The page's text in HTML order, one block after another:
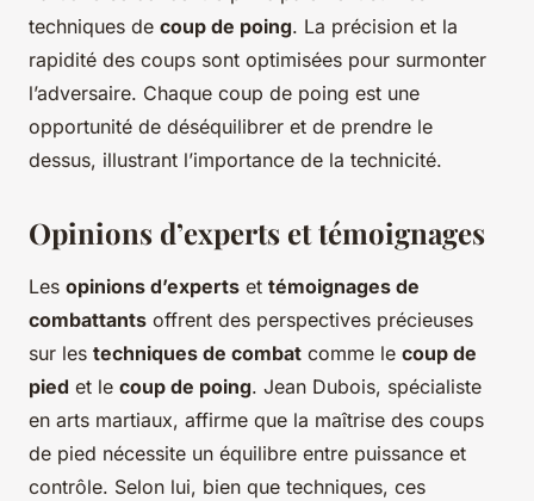
techniques de coup de poing. La précision et la
rapidité des coups sont optimisées pour surmonter
l’adversaire. Chaque coup de poing est une
opportunité de déséquilibrer et de prendre le
dessus, illustrant l’importance de la technicité.
Opinions d’experts et témoignages
Les opinions d’experts et témoignages de
combattants offrent des perspectives précieuses
sur les techniques de combat comme le coup de
pied et le coup de poing. Jean Dubois, spécialiste
en arts martiaux, affirme que la maîtrise des coups
de pied nécessite un équilibre entre puissance et
contrôle. Selon lui, bien que techniques, ces